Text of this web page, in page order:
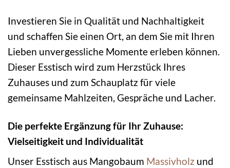
Investieren Sie in Qualität und Nachhaltigkeit
und schaffen Sie einen Ort, an dem Sie mit Ihren
Lieben unvergessliche Momente erleben können.
Dieser Esstisch wird zum Herzstück Ihres
Zuhauses und zum Schauplatz für viele
gemeinsame Mahlzeiten, Gespräche und Lacher.
Die perfekte Ergänzung für Ihr Zuhause:
Vielseitigkeit und Individualität
Unser Esstisch aus Mangobaum Massivholz und